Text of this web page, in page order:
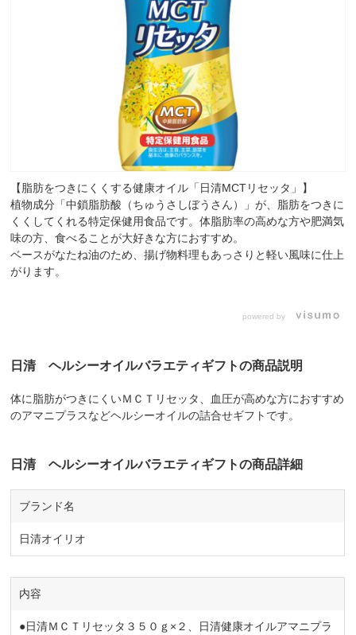
【脂肪をつきにくくする健康オイル「日清MCTリセッタ」】
植物成分「中鎖脂肪酸（ちゅうさしぼうさん）」が、脂肪をつきに
くくしてくれる特定保健用食品です。体脂肪率の高めな方や肥満気
味の方、食べることが大好きな方におすすめ。
ベースがなたね油のため、揚げ物料理もあっさりと軽い風味に仕上
がります。
powered by
日清 ヘルシーオイルバラエティギフトの商品説明
体に脂肪がつきにくいＭＣＴリセッタ、血圧が高めな方におすすめ
のアマニプラスなどヘルシーオイルの詰合せギフトです。
日清 ヘルシーオイルバラエティギフトの商品詳細
ブランド名
日清オイリオ
内容
●日清ＭＣＴリセッタ３５０ｇ×２、日清健康オイルアマニプラ